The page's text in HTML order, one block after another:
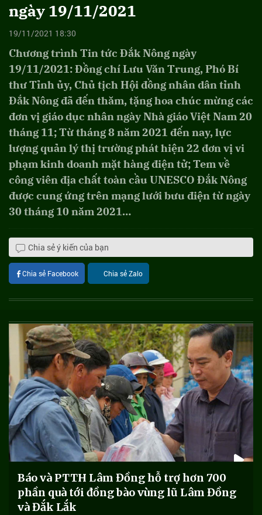
ngày 19/11/2021
19/11/2021 18:30
Chương trình Tin tức Đắk Nông ngày
19/11/2021: Đồng chí Lưu Văn Trung, Phó Bí
thư Tỉnh ủy, Chủ tịch Hội đồng nhân dân tỉnh
Đắk Nông đã đến thăm, tặng hoa chúc mừng các
đơn vị giáo dục nhân ngày Nhà giáo Việt Nam 20
tháng 11; Từ tháng 8 năm 2021 đến nay, lực
lượng quản lý thị trường phát hiện 22 đơn vị vi
phạm kinh doanh mặt hàng điện tử; Tem về
công viên địa chất toàn cầu UNESCO Đắk Nông
được cung ứng trên mạng lưới bưu điện từ ngày
30 tháng 10 năm 2021…
Chia sẻ ý kiến của bạn
Chia sẻ Facebook Chia sẻ Zalo
Báo và PTTH Lâm Đồng hỗ trợ hơn 700
phần quà tới đồng bào vùng lũ Lâm Đồng
và Đắk Lắk